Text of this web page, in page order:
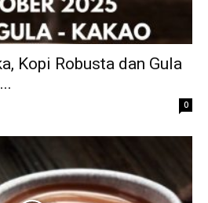
Kopi Robusta dan Gula
0